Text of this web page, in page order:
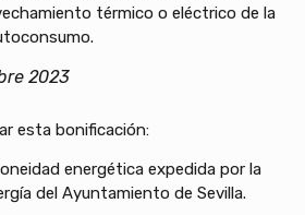
térmico o eléctrico de la
2023
esta bonificación:
energética expedida por la
del Ayuntamiento de Sevilla.